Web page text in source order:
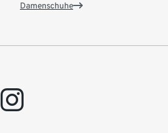
Damenschuhe
instagram